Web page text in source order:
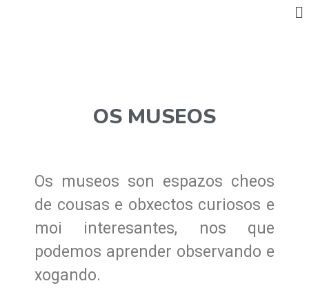
OS MUSEOS
Os museos son espazos cheos
de cousas e obxectos curiosos e
moi interesantes, nos que
podemos aprender observando e
xogando.